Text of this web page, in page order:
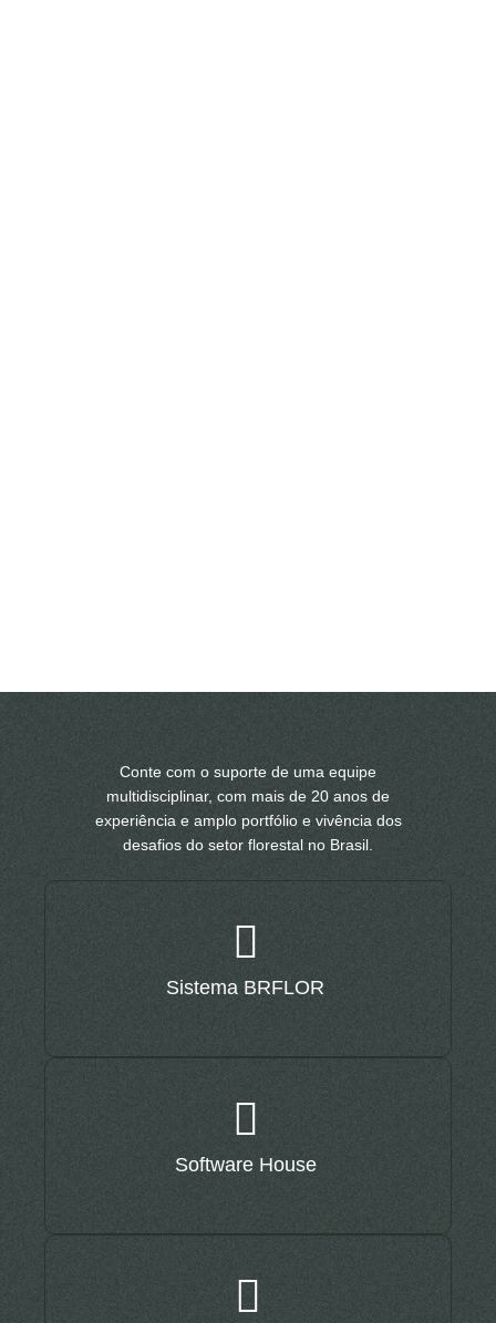
Conte com o suporte de uma equipe
multidisciplinar, com mais de 20 anos de
experiência e amplo portfólio e vivência dos
desafios do setor florestal no Brasil.
Sistema BRFLOR
Software House